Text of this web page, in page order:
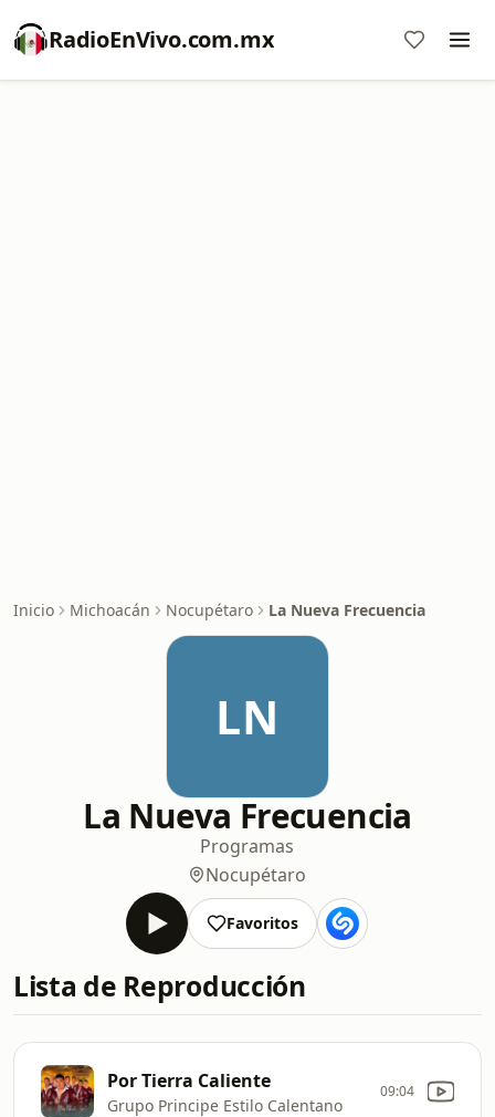
RadioEnVivo.com.mx
Inicio Michoacán Nocupétaro La Nueva Frecuencia
LN
La Nueva Frecuencia
Programas
Nocupétaro
Favoritos
Lista de Reproducción
Por Tierra Caliente
Grupo Principe Estilo Calentano
09:04